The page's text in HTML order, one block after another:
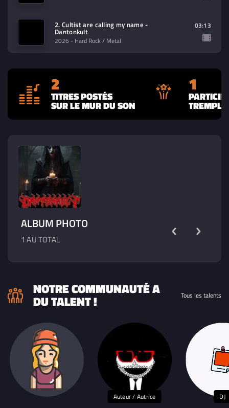
2. Cultist are calling my name -
Dantonkult
2026 - Hard Rock / Metal
03:13
2
TITRES POSTÉS
SUR LE MUR DU SON
1
ALBUM PHOTO
1 AU TOTAL
NOTRE COMMUNAUTÉ A
DU TALENT ! Tous les talents
Auteur / Autrice DJ